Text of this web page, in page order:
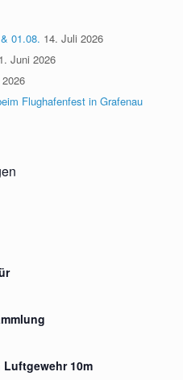
01.08. 14. Juli 2026
1. Juni 2026
Flughafenfest in Grafenau
10m